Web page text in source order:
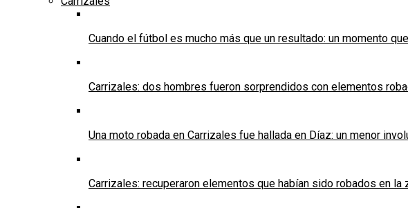
Cuando el fútbol es mucho más que un resultado: un momento
Carrizales: dos hombres fueron sorprendidos con elementos
Una moto robada en Carrizales fue hallada en Díaz: un menor
Carrizales: recuperaron elementos que habían sido robados en la